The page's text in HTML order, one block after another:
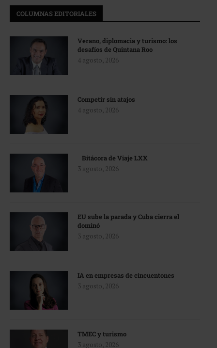
COLUMNAS EDITORIALES
Verano, diplomacia y turismo: los
desafíos de Quintana Roo
4 agosto, 2026
Competir sin atajos
4 agosto, 2026
Bitácora de Viaje LXX
3 agosto, 2026
EU sube la parada y Cuba cierra el
dominó
3 agosto, 2026
IA en empresas de cincuentones
3 agosto, 2026
TMEC y turismo
3 agosto, 2026